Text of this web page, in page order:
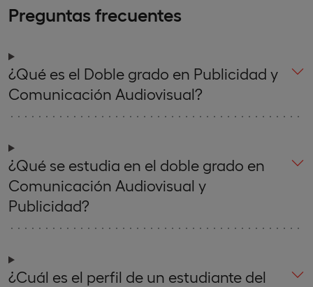
Preguntas frecuentes
¿Qué es el Doble grado en Publicidad y
Comunicación Audiovisual?
¿Qué se estudia en el doble grado en
Comunicación Audiovisual y
Publicidad?
¿Cuál es el perfil de un estudiante del